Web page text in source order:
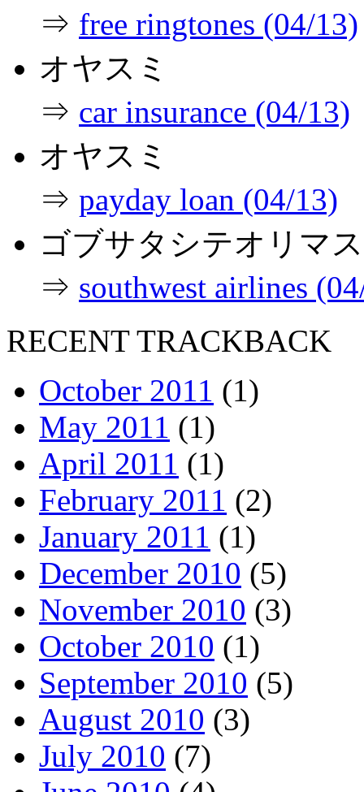
⇒ free ringtones (04/13)
オヤスミ
⇒ car insurance (04/13)
オヤスミ
⇒ payday loan (04/13)
ゴブサタシテオリマ
⇒ southwest airlines
RECENT TRACKBACK
October 2011 (1)
May 2011 (1)
April 2011 (1)
February 2011 (2)
January 2011 (1)
December 2010 (5)
November 2010 (3)
October 2010 (1)
September 2010 (5)
August 2010 (3)
July 2010 (7)